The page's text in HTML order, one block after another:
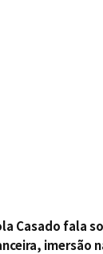
Casado fala
imersão